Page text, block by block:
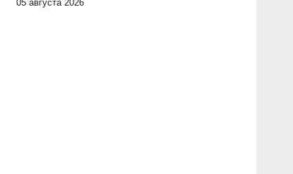
05 августа 2026